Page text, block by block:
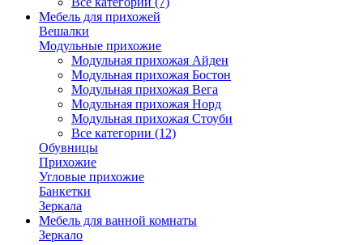
Мебель для прихожей
Вешалки
Модульные прихожие
Модульная прихожая Айден
Модульная прихожая Бостон
Модульная прихожая Вега
Модульная прихожая Норд
Модульная прихожая Стоуби
Все категории (12)
Обувницы
Прихожие
Угловые прихожие
Банкетки
Зеркала
Мебель для ванной комнаты
Зеркало